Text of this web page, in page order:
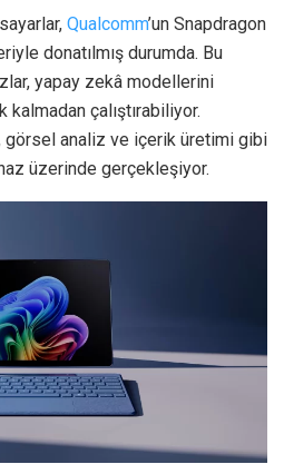
Qualcomm’un Snapdragon
donatılmış durumda. Bu
yapay zekâ modellerini
kalmadan çalıştırabiliyor.
analiz ve içerik üretimi gibi
üzerinde gerçekleşiyor.